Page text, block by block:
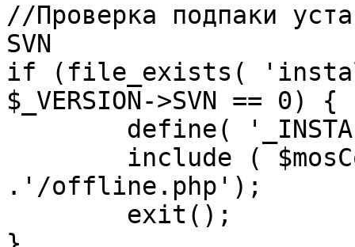
//Проверка подпаки
SVN
if (file_exists(
$_VERSION->SVN == 0) {
.'/offline.php');